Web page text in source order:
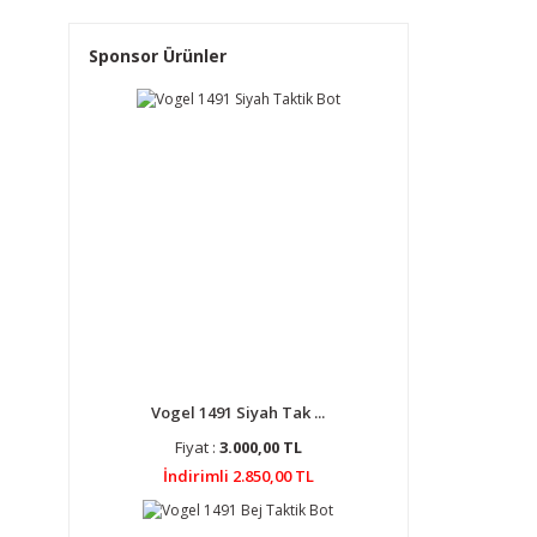
Sponsor Ürünler
Vogel 1491 Siyah Tak ...
Fiyat : 3.000,00 TL
İndirimli 2.850,00 TL